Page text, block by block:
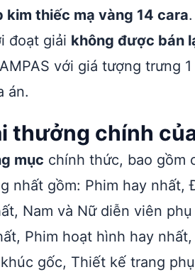
kim thiếc mạ vàng 14 cara.
đoạt giải không được bán
với giá tượng trưng
án.
thưởng chính
mục chính thức, bao gồm
nhất gồm: Phim hay nhất,
Nam và Nữ diễn viên
Phim hoạt hình hay
gốc, Thiết kế trang